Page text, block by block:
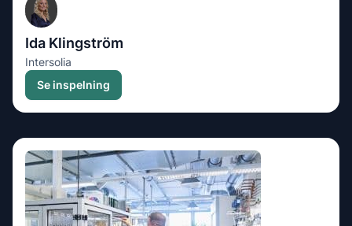
Ida Klingström
Intersolia
Se inspelning